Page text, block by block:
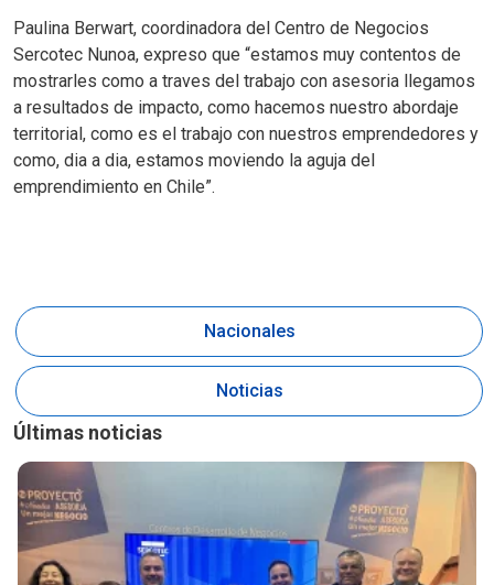
Paulina Berwart, coordinadora del Centro de Negocios
Sercotec Nunoa, expreso que “estamos muy contentos de
mostrarles como a traves del trabajo con asesoria llegamos
a resultados de impacto, como hacemos nuestro abordaje
territorial, como es el trabajo con nuestros emprendedores y
como, dia a dia, estamos moviendo la aguja del
emprendimiento en Chile”.
Nacionales
Noticias
Últimas noticias